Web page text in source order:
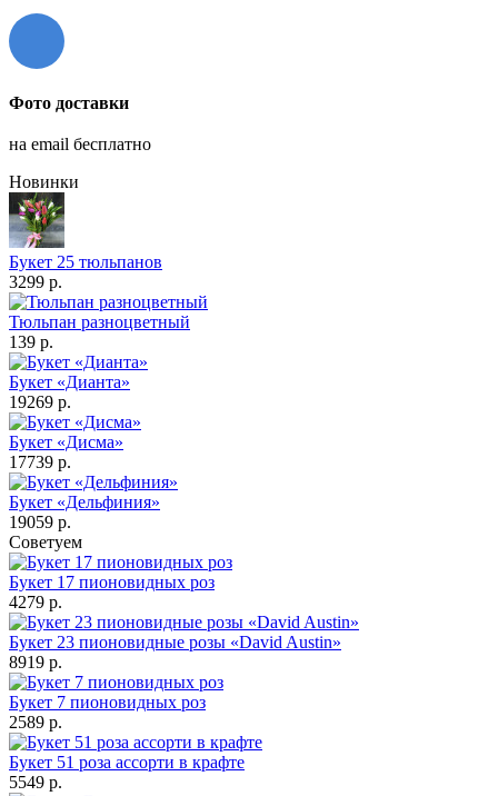
Фото доставки
на email бесплатно
Новинки
Букет 25 тюльпанов
3299 р.
Тюльпан разноцветный
139 р.
Букет «Дианта»
19269 р.
Букет «Дисма»
17739 р.
Букет «Дельфиния»
19059 р.
Советуем
Букет 17 пионовидных роз
4279 р.
Букет 23 пионовидные розы «David Austin»
8919 р.
Букет 7 пионовидных роз
2589 р.
Букет 51 роза ассорти в крафте
5549 р.